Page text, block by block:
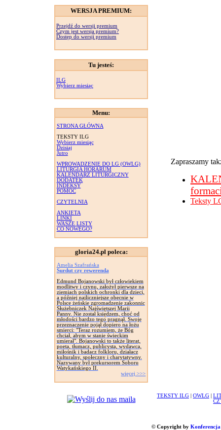
WERSJA PREMIUM:
Przejdź do wersji premium
Czym jest wersja premium?
Dostęp do wersji premium
Tu jesteś:
ILG
Wybierz miesiąc
Menu:
STRONA GŁÓWNA
TEKSTY ILG
Wybierz miesiąc
Dzisiaj
Jutro
WPROWADZENIE DO LG (OWLG)
LITURGIA HORARUM
KALENDARZ LITURGICZNY
DODATEK
INDEKSY
POMOC
CZYTELNIA
ANKIETA
LINKI
WASZE LISTY
CO NOWEGO?
gloria24.pl poleca:
Amelia Szafrańska
Surdut czy rewerenda
Edmund Bojanowski był człowiekiem
modlitwy i czynu, założył pierwsze na
ziemiach polskich ochronki dla dzieci,
a później najliczniejsze obecnie w
Polsce żeńskie zgromadzenie zakonnic
Służebniczek Najświętszej Marii
Panny. Nie został księdzem, choć od
młodości bardzo tego pragnął. Swoje
przeznaczenie pojął dopiero na łożu
smierci: "Teraz rozumiem, że Bóg
chciał, abym w stanie świeckim
umierał". Bojanowski to także literat,
poeta, tłumacz, publicysta, wydawca,
miłośnik i badacz folkloru, działacz
kulturalny, społeczny i charytatywny.
Nazywany był prekursorem Soboru
Watykańskiego II.
więcej >>>
Zapraszamy
Teksty
TEKSTY ILG OWLG
© Copyright by Konferencja